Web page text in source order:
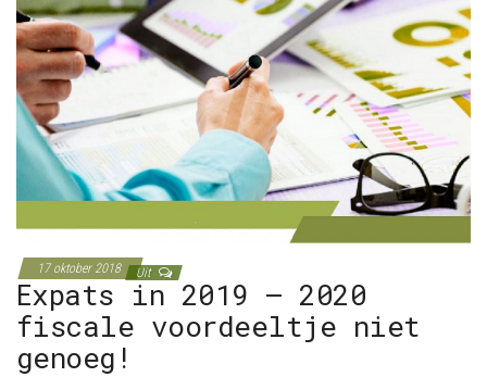
17 oktober 2018 Uit
Expats in 2019 – 2020
fiscale voordeeltje niet
genoeg!